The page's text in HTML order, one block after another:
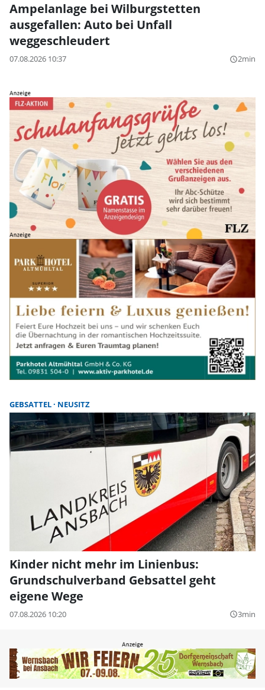
Ampelanlage bei Wilburgstetten
ausgefallen: Auto bei Unfall
weggeschleudert
07.08.2026 10:37 query_builder2min
GEBSATTEL NEUSITZ
Kinder nicht mehr im Linienbus:
Grundschulverband Gebsattel geht
eigene Wege
07.08.2026 10:20 query_builder3min